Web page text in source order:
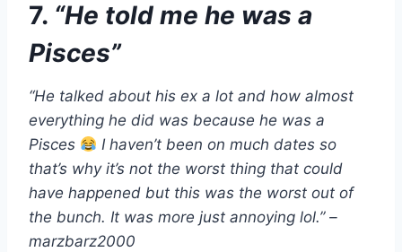
7. “He told me he was a
Pisces”
“He talked about his ex a lot and how almost
everything he did was because he was a
Pisces
I haven’t been on much dates so
that’s why it’s not the worst thing that could
have happened but this was the worst out of
the bunch. It was more just annoying lol.” –
marzbarz2000